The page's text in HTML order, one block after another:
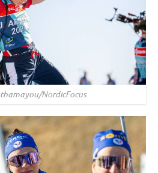
NordicFocus